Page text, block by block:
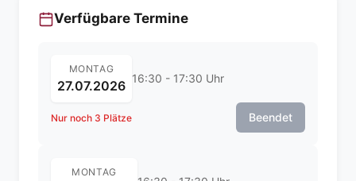
Verfügbare Termine
MONTAG
27.07.2026 16:30 - 17:30 Uhr
Nur noch 3 Plätze Beendet
MONTAG